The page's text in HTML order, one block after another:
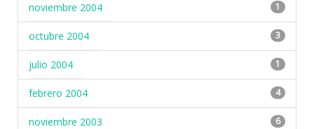
noviembre 2004 1
octubre 2004 3
julio 2004 1
febrero 2004 4
noviembre 2003 6